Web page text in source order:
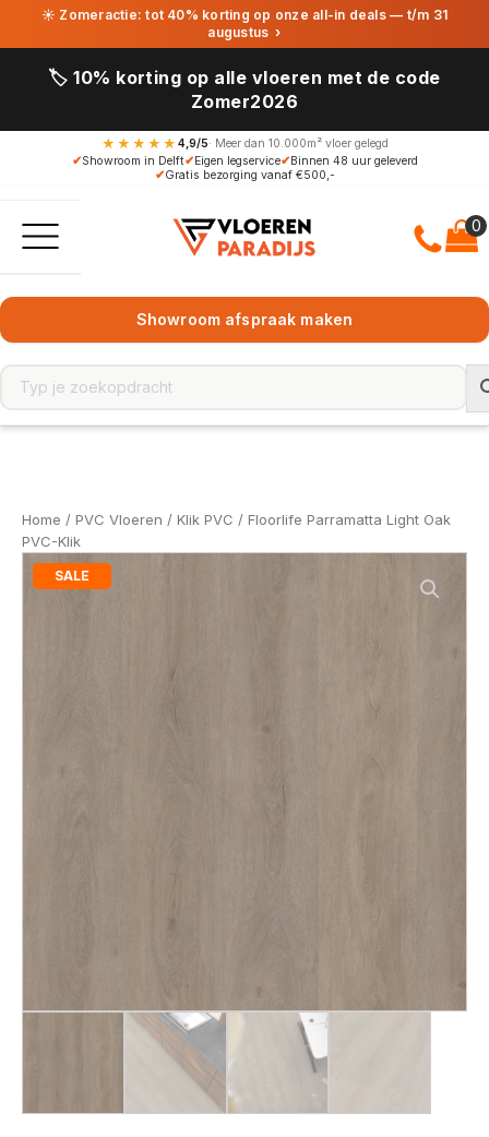
☀ Zomeractie: tot 40% korting op onze all-in deals — t/m 31
augustus ›
🏷️ 10% korting op alle vloeren met de code
Zomer2026
★★★★★ 4,9/5· Meer dan 10.000m² vloer gelegd
✔Showroom in Delft✔Eigen legservice✔Binnen 48 uur geleverd
✔Gratis bezorging vanaf €500,-
Showroom afspraak maken
Home / PVC Vloeren / Klik PVC / Floorlife Parramatta Light Oak
PVC-Klik
SALE